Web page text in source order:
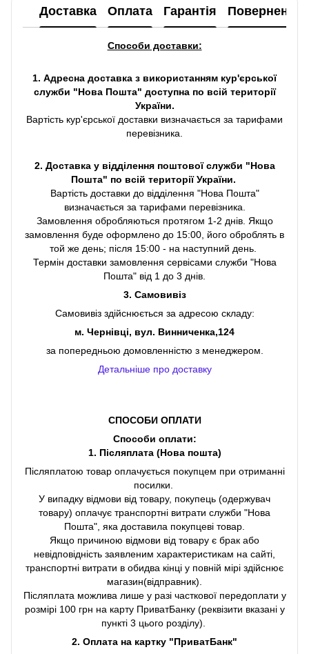
Доставка Оплата Гарантія Повернення
Способи доставки:
1. Адресна доставка з використанням кур'єрської
служби "Нова Пошта" доступна по всій території
України.
Вартість кур'єрської доставки визначається за тарифами
перевізника.
2. Доставка у відділення поштової служби "Нова
Пошта" по всій території України.
Вартість доставки до відділення "Нова Пошта"
визначається за тарифами перевізника.
Замовлення обробляються протягом 1-2 днів. Якщо
замовлення буде оформлено до 15:00, його оброблять в
той же день; після 15:00 - на наступний день.
Термін доставки замовлення сервісами служби "Нова
Пошта" від 1 до 3 днів.
3. Самовивіз
Самовивіз здійснюється за адресою складу:
м. Чернівці, вул. Винниченка,124
за попередньою домовленністю з менеджером.
Детальніше про доставку
СПОСОБИ ОПЛАТИ
Способи оплати:
1. Післяплата (Нова пошта)
Післяплатою товар оплачується покупцем при отриманні
посилки.
У випадку відмови від товару, покупець (одержувач
товару) оплачує транспортні витрати служби "Нова
Пошта", яка доставила покупцеві товар.
Якщо причиною відмови від товару є брак або
невідповідність заявленим характеристикам на сайті,
транспортні витрати в обидва кінці у повній мірі здійснює
магазин(відправник).
Післяплата можлива лише у разі часткової передоплати у
розмірі 100 грн на карту ПриватБанку (реквізити вказані у
пункті 3 цього розділу).
2. Оплата на картку "ПриватБанк"